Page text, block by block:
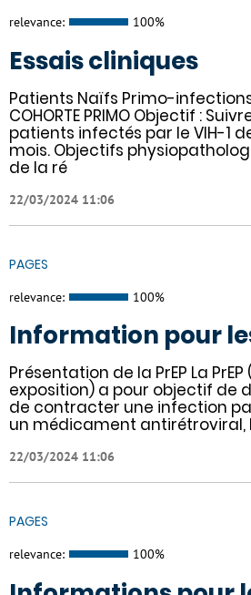
relevance: 100%
Essais cliniques
Patients Naïfs Primo-infections
COHORTE PRIMO Objectif :
patients infectés par le VIH-1
mois. Objectifs
de la ré
22/03/2024 11:06
PAGES
relevance: 100%
Information pour
Présentation de la PrEP La
exposition) a pour objectif de
de contracter une infection
un médicament antirétroviral,
22/03/2024 11:06
PAGES
relevance: 100%